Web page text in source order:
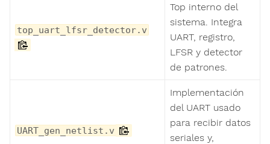
top_uart_lfsr_detector.v
Top interno del
sistema. Integra
UART, registro,
LFSR y detector
de patrones.
UART_gen_netlist.v
Implementación
del UART usado
para recibir datos
seriales y,